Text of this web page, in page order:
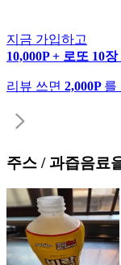
지금 가입하고
10,000P + 로또 10장
리뷰 쓰면 2,000P 를
주스 / 과즙음료